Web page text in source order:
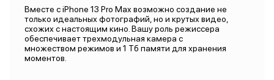
Вместе с iPhone 13 Pro Max возможно создание не
только идеальных фотографий, но и крутых видео,
схожих с настоящим кино. Вашу роль режиссера
обеспечивает трехмодульная камера с
множеством режимов и 1 Тб памяти для хранения
моментов.